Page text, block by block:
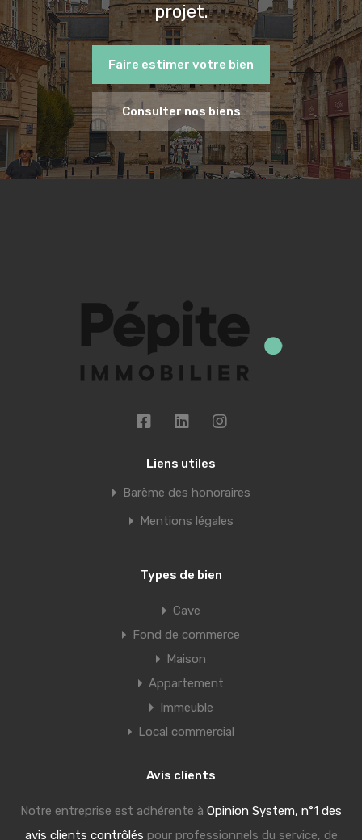
projet.
Faire estimer votre bien
Consulter nos biens
Liens utiles
Barème des honoraires
Mentions légales
Types de bien
Cave
Fond de commerce
Maison
Appartement
Immeuble
Local commercial
Avis clients
Notre entreprise est adhérente à Opinion System, n°1 des
avis clients contrôlés pour professionnels du service, de